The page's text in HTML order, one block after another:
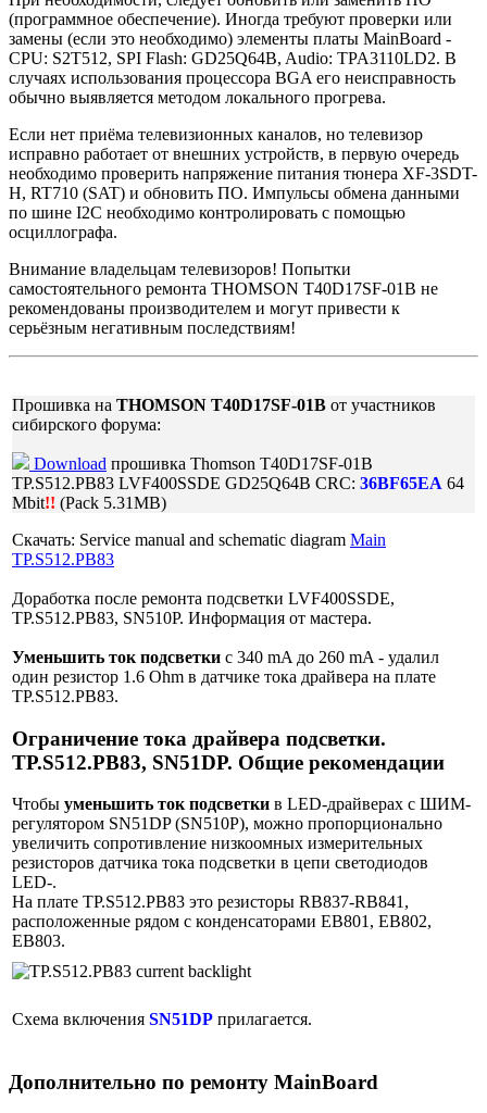
(программное обеспечение). Иногда требуют проверки или
замены (если это необходимо) элементы платы MainBoard -
CPU: S2T512, SPI Flash: GD25Q64B, Audio: TPA3110LD2. В
случаях использования процессора BGA его неисправность
обычно выявляется методом локального прогрева.
Если нет приёма телевизионных каналов, но телевизор
исправно работает от внешних устройств, в первую очередь
необходимо проверить напряжение питания тюнера XF-3SDT-
H, RT710 (SAT) и обновить ПО. Импульсы обмена данными
по шине I2C необходимо контролировать с помощью
осциллографа.
Внимание владельцам телевизоров! Попытки
самостоятельного ремонта THOMSON T40D17SF-01B не
рекомендованы производителем и могут привести к
серьёзным негативным последствиям!
Прошивка на THOMSON T40D17SF-01B от участников
сибирского форума:
Download прошивка Thomson T40D17SF-01B
TP.S512.PB83 LVF400SSDE GD25Q64B CRC: 36BF65EA 64
Mbit!! (Pack 5.31MB)
Скачать: Service manual and schematic diagram Main
TP.S512.PB83
Доработка после ремонта подсветки LVF400SSDE,
TP.S512.PB83, SN510P. Информация от мастера.
Уменьшить ток подсветки с 340 mA до 260 mA - удалил
один резистор 1.6 Ohm в датчике тока драйвера на плате
TP.S512.PB83.
Ограничение тока драйвера подсветки.
TP.S512.PB83, SN51DP. Общие рекомендации
Чтобы уменьшить ток подсветки в LED-драйверах с ШИМ-
регулятором SN51DP (SN510P), можно пропорционально
увеличить сопротивление низкоомных измерительных
резисторов датчика тока подсветки в цепи светодиодов
LED-.
На плате TP.S512.PB83 это резисторы RB837-RB841,
расположенные рядом с конденсаторами EB801, EB802,
EB803.
Схема включения SN51DP прилагается.
Дополнительно по ремонту MainBoard